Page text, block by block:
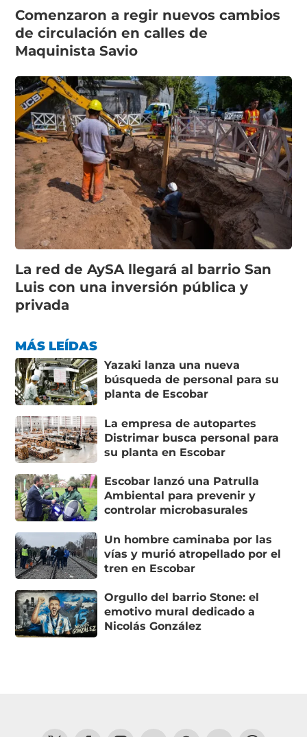
Comenzaron a regir nuevos cambios
de circulación en calles de
Maquinista Savio
La red de AySA llegará al barrio San
Luis con una inversión pública y
privada
MÁS LEÍDAS
Yazaki lanza una nueva
búsqueda de personal para su
planta de Escobar
La empresa de autopartes
Distrimar busca personal para
su planta en Escobar
Escobar lanzó una Patrulla
Ambiental para prevenir y
controlar microbasurales
Un hombre caminaba por las
vías y murió atropellado por el
tren en Escobar
Orgullo del barrio Stone: el
emotivo mural dedicado a
Nicolás González